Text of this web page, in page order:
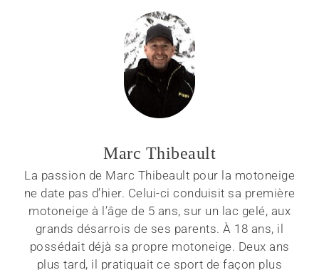
Marc Thibeault
La passion de Marc Thibeault pour la motoneige
ne date pas d’hier. Celui-ci conduisit sa première
motoneige à l’âge de 5 ans, sur un lac gelé, aux
grands désarrois de ses parents. À 18 ans, il
possédait déjà sa propre motoneige. Deux ans
plus tard, il pratiquait ce sport de façon plus